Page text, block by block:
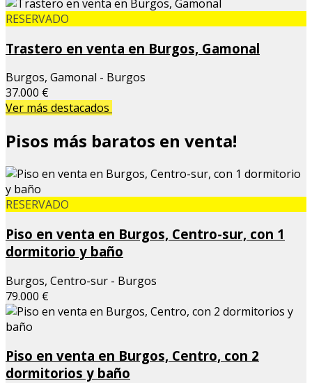
RESERVADO
Trastero en venta en Burgos, Gamonal
Burgos, Gamonal - Burgos
37.000 €
Ver más destacados
Pisos más baratos en venta!
RESERVADO
Piso en venta en Burgos, Centro-sur, con 1
dormitorio y baño
Burgos, Centro-sur - Burgos
79.000 €
Piso en venta en Burgos, Centro, con 2
dormitorios y baño